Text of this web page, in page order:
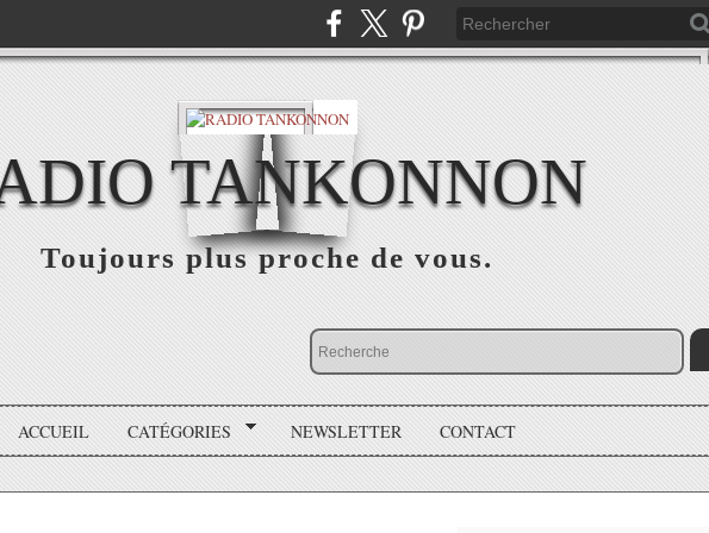
TANKONNON
Toujours plus proche de vous.
ACCUEIL CATÉGORIES NEWSLETTER CONTACT